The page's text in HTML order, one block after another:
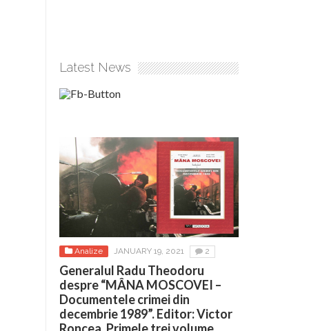
Latest News
Analize JANUARY 19, 2021 2
Generalul Radu Theodoru
despre “MÂNA MOSCOVEI –
Documentele crimei din
decembrie 1989”. Editor: Victor